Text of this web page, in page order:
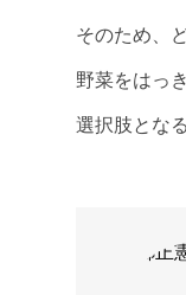
そのため、
野菜をはっ
選択肢とな